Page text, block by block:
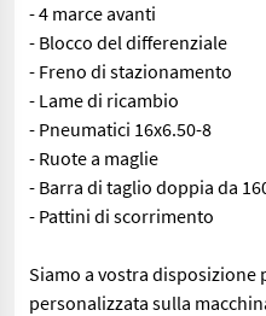
- 4 marce avanti
- Blocco del differenziale
- Freno di stazionamento
- Lame di ricambio
- Pneumatici 16x6.50-8
- Ruote a maglie
- Barra di taglio doppia da
- Pattini di scorrimento
Siamo a vostra disposizione
personalizzata sulla